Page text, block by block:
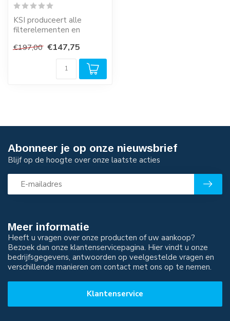
KSI produceert alle
filterelementen en
beheer. Dit zor...
€197,00 €147,75
Meer informatie
Heeft u vragen over onze producten of uw aankoop?
Bezoek dan onze klantenservicepagina. Hier vindt u onze
bedrijfsgegevens, antwoorden op veelgestelde vragen en
verschillende manieren om contact met ons op te nemen.
Klantenservice
Abonneer je op onze nieuwsbrief
Blijf op de hoogte over onze laatste acties